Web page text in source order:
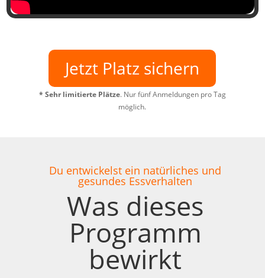
Jetzt Platz sichern
* Sehr limitierte Plätze. Nur fünf Anmeldungen pro Tag
möglich.
Du entwickelst ein natürliches und
gesundes Essverhalten
Was dieses
Programm
bewirkt